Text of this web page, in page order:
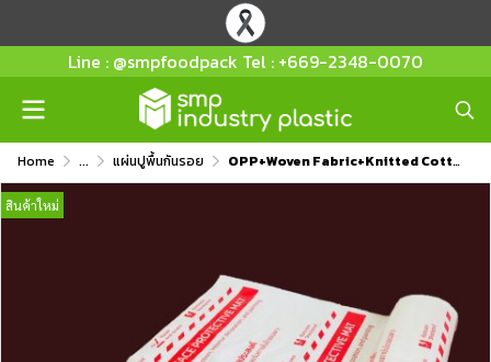
Line : @smpfoodpack Tel : +669-2348-0070
Home ... แผ่นปูพื้นกันรอย OPP+Woven Fabric+Knitted Cotton 1.2x16 (20sqm) 200g.
สินค้าใหม่